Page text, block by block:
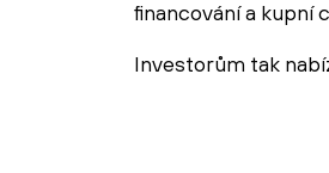
financování a kupní
Investorům tak